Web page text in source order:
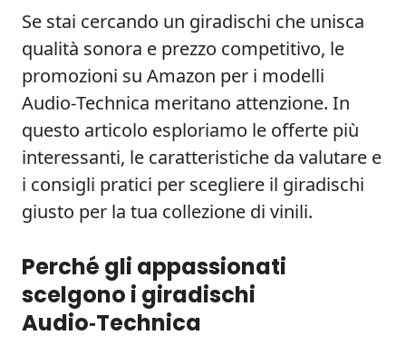
Se stai cercando un giradischi che unisca
qualità sonora e prezzo competitivo, le
promozioni su Amazon per i modelli
Audio‑Technica meritano attenzione. In
questo articolo esploriamo le offerte più
interessanti, le caratteristiche da valutare e
i consigli pratici per scegliere il giradischi
giusto per la tua collezione di vinili.
Perché gli appassionati
scelgono i giradischi
Audio‑Technica